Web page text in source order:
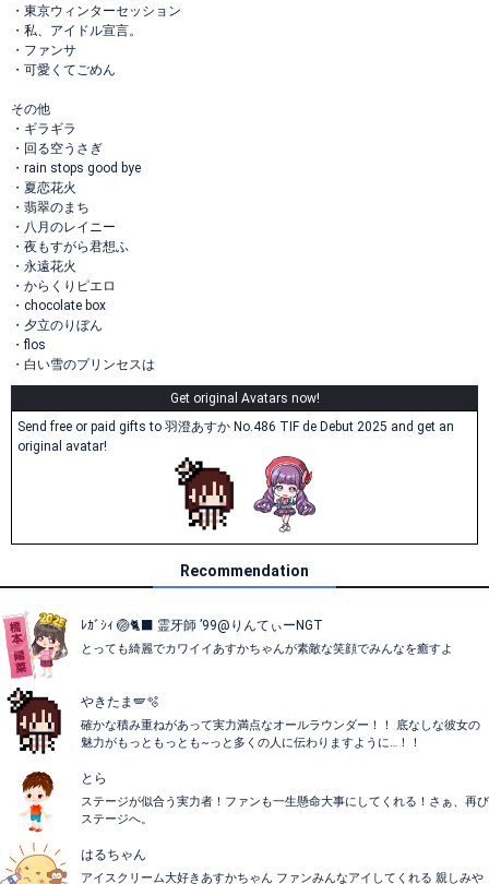
・東京ウィンターセッション
・私、アイドル宣言。
・ファンサ
・可愛くてごめん
その他
・ギラギラ
・回る空うさぎ
・rain stops good bye
・夏恋花火
・翡翠のまち
・八月のレイニー
・夜もすがら君想ふ
・永遠花火
・からくりピエロ
・chocolate box
・夕立のりぼん
・flos
・白い雪のプリンセスは
Get original Avatars now!
Send free or paid gifts to 羽澄あすか No.486 TIF de Debut 2025 and get an
original avatar!
Recommendation
ﾚｶﾞｼｨ 🏐🐈‍⬛ 霊牙師 ’99@りんてぃーNGT
とっても綺麗でカワイイあすかちゃんが素敵な笑顔でみんなを癒すよ
やきたま🪽🫧
確かな積み重ねがあって実力満点なオールラウンダー！！ 底なしな彼女の
魅力がもっともっとも~っと多くの人に伝わりますように…！！
とら
ステージが似合う実力者！ファンも一生懸命大事にしてくれる！さぁ、再び
ステージへ。
はるちゃん
アイスクリーム大好きあすかちゃん ファンみんなアイしてくれる 親しみや